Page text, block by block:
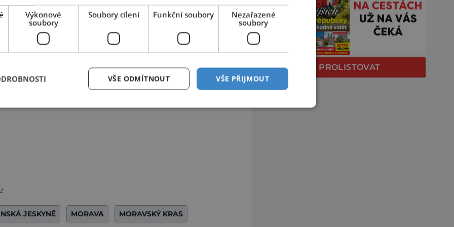
JESKYNĚ MORAVA MORAVSKÝ KRAS
PROLISTOVAT
Výkonové
soubory
Soubory cílení Funkční soubory
Nezařazené
soubory
VŠE PŘIJMOUT
VŠE ODMÍTNOUT